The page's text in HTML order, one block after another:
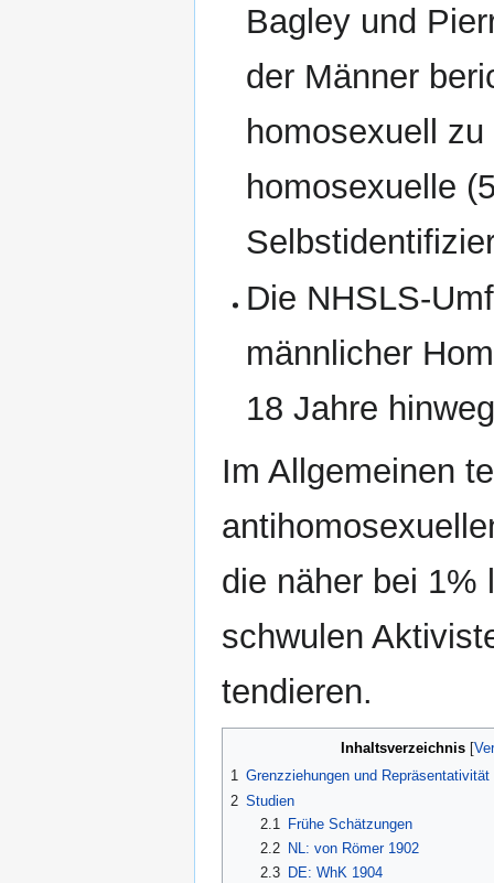
Bagley und
der Männer
homosexuell
homosexuelle
Die NHSLS-
männlicher
18 Jahre
Im Allgemeinen
die näher bei 1%
schwulen
tendieren.
Inhaltsverzeichnis
1 Grenzziehungen und Repräsentativität
2 Studien
2.1
Frühe Schätzungen
2.2
NL: von Römer 1902
2.3
DE: WhK 1904